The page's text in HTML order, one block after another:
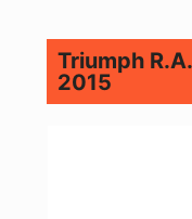
Triumph
2015